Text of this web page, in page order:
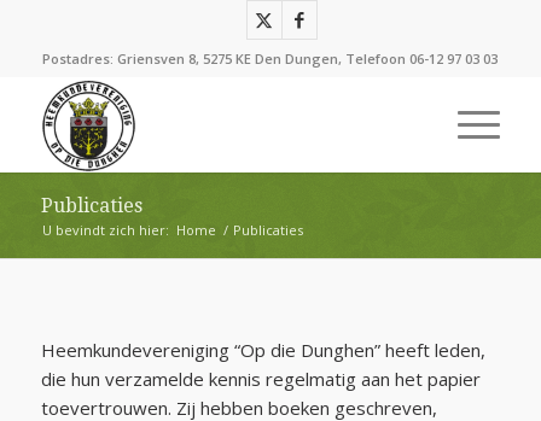
Postadres: Griensven 8, 5275 KE Den Dungen, Telefoon06-12 97 03 03
Publicaties
U bevindt zich hier: Home / Publicaties
Heemkundevereniging “Op die Dunghen” heeft leden,
die hun verzamelde kennis regelmatig aan het papier
toevertrouwen. Zij hebben boeken geschreven,